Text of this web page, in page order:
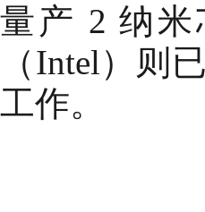
量产 2 纳米
（Intel）则
工作。